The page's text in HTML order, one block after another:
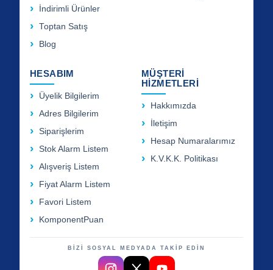
İndirimli Ürünler
Toptan Satış
Blog
HESABIM
Üyelik Bilgilerim
Adres Bilgilerim
Siparişlerim
Stok Alarm Listem
Alışveriş Listem
Fiyat Alarm Listem
Favori Listem
KomponentPuan
MÜŞTERİ
HİZMETLERİ
Hakkımızda
İletişim
Hesap Numaralarımız
K.V.K.K. Politikası
BİZİ SOSYAL MEDYADA TAKİP EDİN